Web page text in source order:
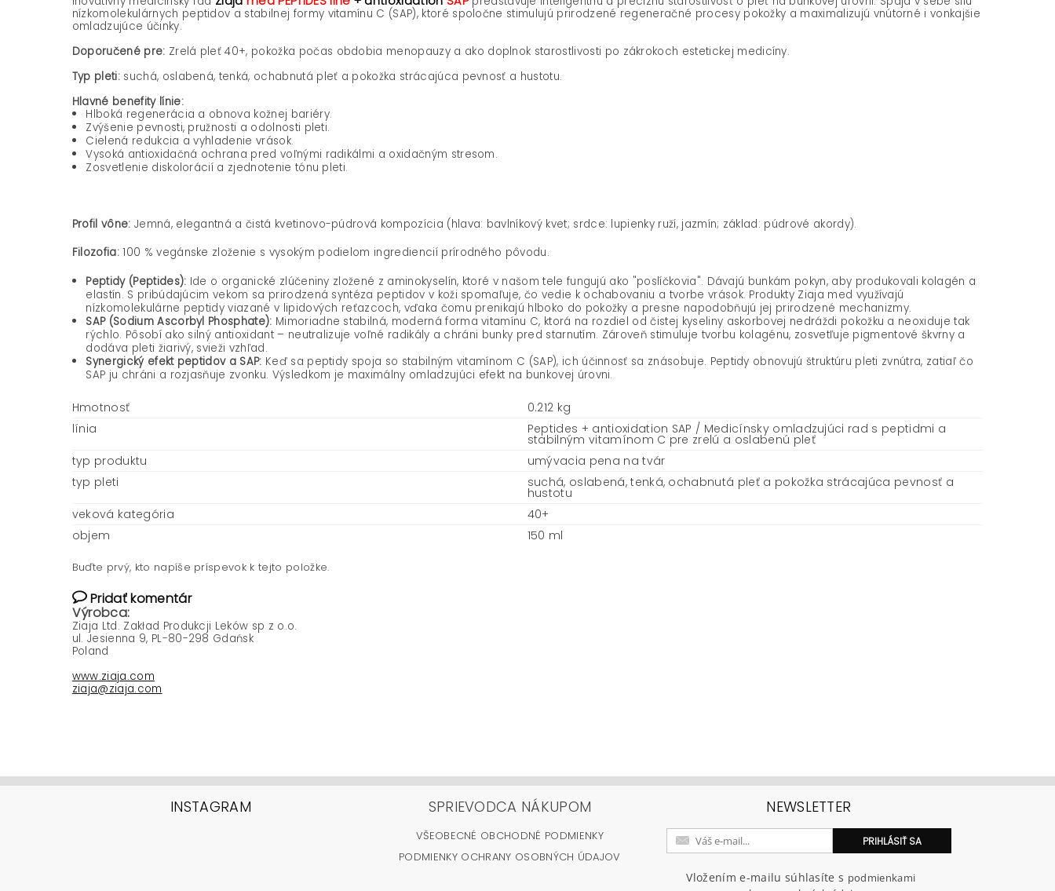
nízkomolekulárnych peptidov a stabilnej formy vitamínu C (SAP), ktoré spoločne stimulujú prirodzené regeneračné procesy pokožky a maximalizujú vnútorné i vonkajšie
omladzujúce účinky.
Doporučené pre: Zrelá pleť 40+, pokožka počas obdobia menopauzy a ako doplnok starostlivosti po zákrokoch estetickej medicíny.
Typ pleti: suchá, oslabená, tenká, ochabnutá pleť a pokožka strácajúca pevnosť a hustotu.
Hlavné benefity línie:
Hlboká regenerácia a obnova kožnej bariéry.
Zvýšenie pevnosti, pružnosti a odolnosti pleti.
Cielená redukcia a vyhladenie vrások.
Vysoká antioxidačná ochrana pred voľnými radikálmi a oxidačným stresom.
Zosvetlenie diskolorácií a zjednotenie tónu pleti.
Profil vône: Jemná, elegantná a čistá kvetinovo-púdrová kompozícia (hlava: bavlníkový kvet; srdce: lupienky ruží, jazmín; základ: púdrové akordy).
Filozofia: 100 % vegánske zloženie s vysokým podielom ingrediencií prírodného pôvodu.
Peptidy (Peptides): Ide o organické zlúčeniny zložené z aminokyselín, ktoré v našom tele fungujú ako "poslíčkovia". Dávajú bunkám pokyn, aby produkovali kolagén a
elastín. S pribúdajúcim vekom sa prirodzená syntéza peptidov v koži spomaľuje, čo vedie k ochabovaniu a tvorbe vrások. Produkty Ziaja med využívajú
nízkomolekulárne peptidy viazané v lipidových reťazcoch, vďaka čomu prenikajú hlboko do pokožky a presne napodobňujú jej prirodzené mechanizmy.
SAP (Sodium Ascorbyl Phosphate): Mimoriadne stabilná, moderná forma vitamínu C, ktorá na rozdiel od čistej kyseliny askorbovej nedráždi pokožku a neoxiduje tak
rýchlo. Pôsobí ako silný antioxidant – neutralizuje voľné radikály a chráni bunky pred starnutím. Zároveň stimuluje tvorbu kolagénu, zosvetľuje pigmentové škvrny a
dodáva pleti žiarivý, svieži vzhľad.
Synergický efekt peptidov a SAP: Keď sa peptidy spoja so stabilným vitamínom C (SAP), ich účinnosť sa znásobuje. Peptidy obnovujú štruktúru pleti zvnútra, zatiaľ čo
SAP ju chráni a rozjasňuje zvonku. Výsledkom je maximálny omladzujúci efekt na bunkovej úrovni.
Hmotnosť
0.212 kg
línia
Peptides + antioxidation SAP / Medicínsky omladzujúci rad s peptidmi a
stabilným vitamínom C pre zrelú a oslabenú pleť
typ produktu
umývacia pena na tvár
typ pleti
suchá, oslabená, tenká, ochabnutá pleť a pokožka strácajúca pevnosť a
hustotu
veková kategória
40+
objem
150 ml
Buďte prvý, kto napíše príspevok k tejto položke.
Pridať komentár
Výrobca:
Ziaja Ltd. Zakład Produkcji Leków sp z o.o.
ul. Jesienna 9, PL-80-298 Gdańsk
Poland
www.ziaja.com
ziaja@ziaja.com
INSTAGRAM SPRIEVODCA NÁKUPOM
VŠEOBECNÉ OBCHODNÉ PODMIENKY
PODMIENKY OCHRANY OSOBNÝCH ÚDAJOV
NEWSLETTER
Vložením e-mailu súhlasíte s podmienkami